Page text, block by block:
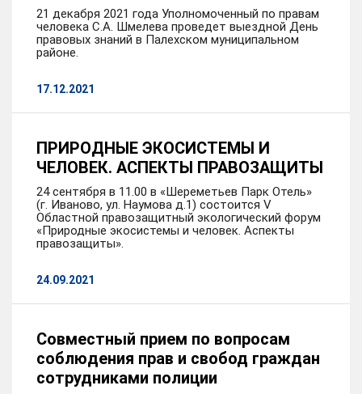
21 декабря 2021 года Уполномоченный по правам
человека С.А. Шмелева проведет выездной День
правовых знаний в Палехском муниципальном
районе.
17.12.2021
ПРИРОДНЫЕ ЭКОСИСТЕМЫ И
ЧЕЛОВЕК. АСПЕКТЫ ПРАВОЗАЩИТЫ
24 сентября в 11.00 в «Шереметьев Парк Отель»
(г. Иваново, ул. Наумова д.1) состоится V
Областной правозащитный экологический форум
«Природные экосистемы и человек. Аспекты
правозащиты».
24.09.2021
Совместный прием по вопросам
соблюдения прав и свобод граждан
сотрудниками полиции